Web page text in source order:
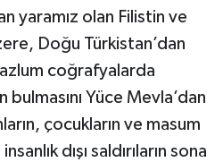
yaramız olan Filistin ve
Doğu Türkistan’dan
coğrafyalarda
Yüce Mevla’dan
çocukların ve masum
dışı saldırıların sona